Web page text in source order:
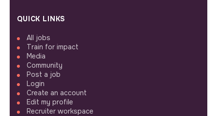
QUICK LINKS
All jobs
Train for impact
Media
Community
Post a job
Login
Create an account
Edit my profile
Recruiter workspace